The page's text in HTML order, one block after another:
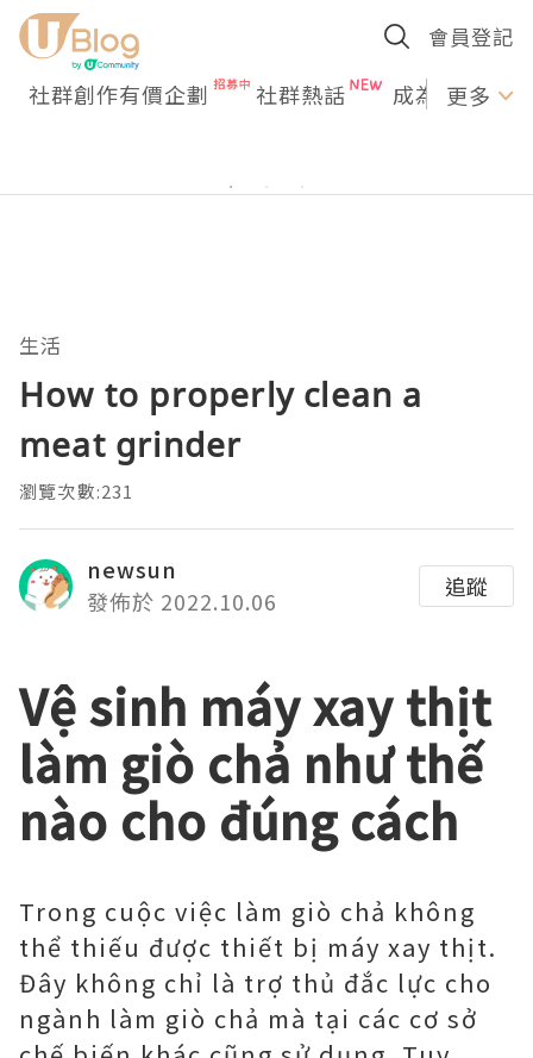
會員登記
社群創作有價企劃 社群熱話 成為U更多
生活
How to properly clean a
meat grinder
瀏覽次數:231
newsun
發佈於 2022.10.06
追蹤
Vệ sinh máy xay thịt
làm giò chả như thế
nào cho đúng cách
Trong cuộc việc làm giò chả không
thể thiếu được thiết bị máy xay thịt.
Đây không chỉ là trợ thủ đắc lực cho
ngành làm giò chả mà tại các cơ sở